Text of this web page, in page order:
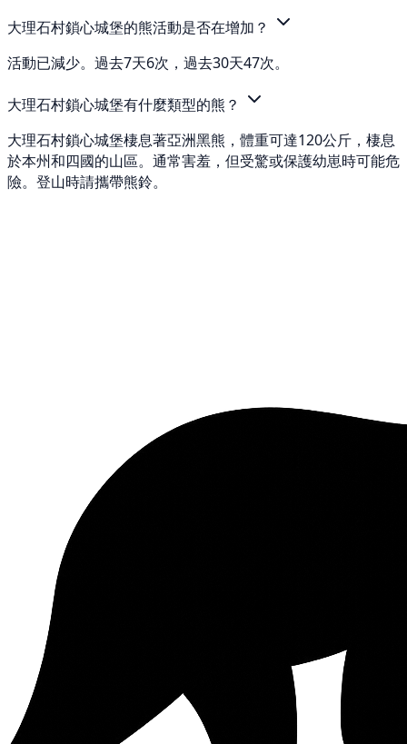
大理石村鎖心城堡的熊活動是否在增加？
活動已減少。過去7天6次，過去30天47次。
大理石村鎖心城堡有什麼類型的熊？
大理石村鎖心城堡棲息著亞洲黑熊，體重可達120公斤，棲息
於本州和四國的山區。通常害羞，但受驚或保護幼崽時可能危
險。登山時請攜帶熊鈴。